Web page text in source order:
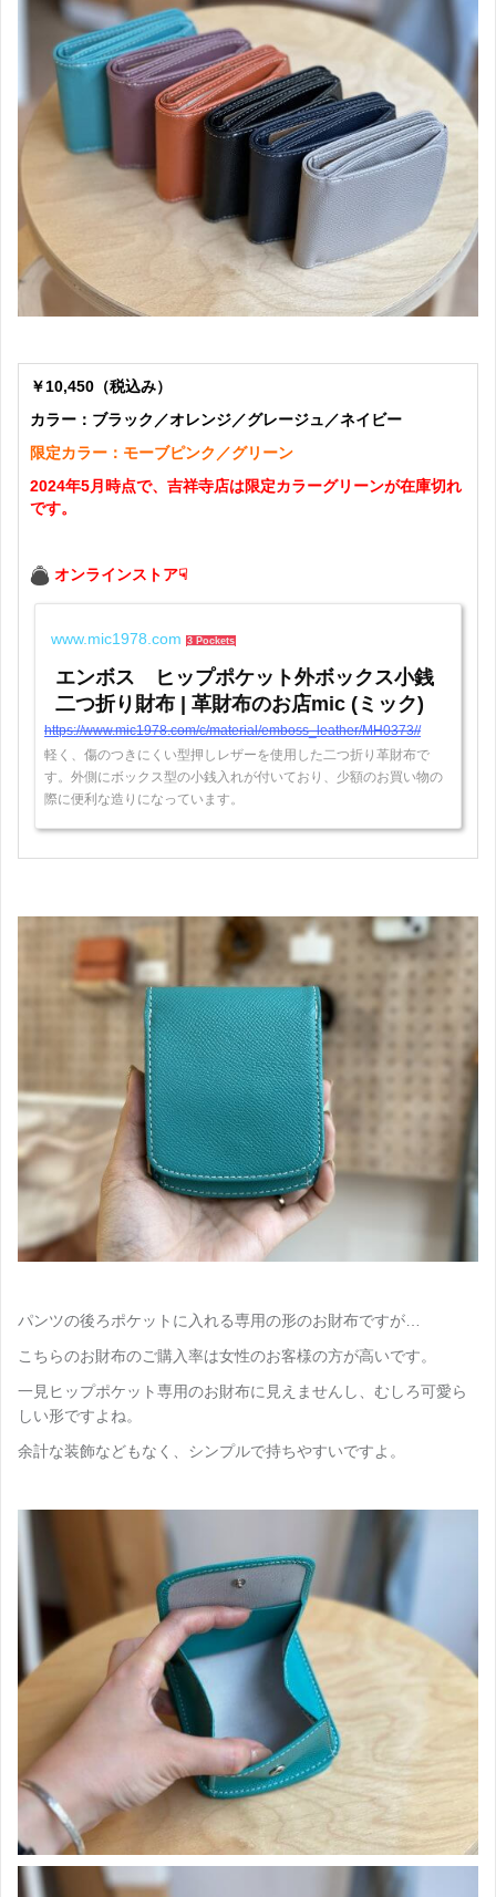
￥10,450（税込み）
カラー：ブラック／オレンジ／グレージュ／ネイビー
限定カラー：モーブピンク／グリーン
2024年5月時点で、吉祥寺店は限定カラーグリーンが在庫切れ
です。
オンラインストア☟
www.mic1978.com 3 Pockets
エンボス ヒップポケット外ボックス小銭
二つ折り財布 | 革財布のお店mic (ミック)
https://www.mic1978.com/c/material/emboss_leather/MH0373//
軽く、傷のつきにくい型押しレザーを使用した二つ折り革財布で
す。外側にボックス型の小銭入れが付いており、少額のお買い物の
際に便利な造りになっています。
パンツの後ろポケットに入れる専用の形のお財布ですが…
こちらのお財布のご購入率は女性のお客様の方が高いです。
一見ヒップポケット専用のお財布に見えませんし、むしろ可愛ら
しい形ですよね。
余計な装飾などもなく、シンプルで持ちやすいですよ。